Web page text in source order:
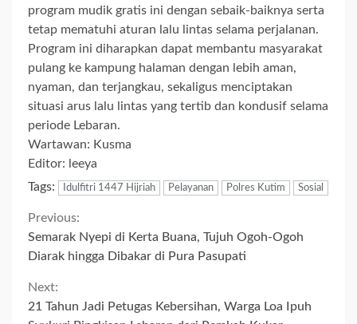
program mudik gratis ini dengan sebaik-baiknya serta
tetap mematuhi aturan lalu lintas selama perjalanan.
Program ini diharapkan dapat membantu masyarakat
pulang ke kampung halaman dengan lebih aman,
nyaman, dan terjangkau, sekaligus menciptakan
situasi arus lalu lintas yang tertib dan kondusif selama
periode Lebaran.
Wartawan: Kusma
Editor: leeya
Tags:
Idulfitri 1447 Hijriah Pelayanan Polres Kutim Sosial
Continue
Reading
Previous:
Semarak Nyepi di Kerta Buana, Tujuh Ogoh-Ogoh
Diarak hingga Dibakar di Pura Pasupati
Next:
21 Tahun Jadi Petugas Kebersihan, Warga Loa Ipuh